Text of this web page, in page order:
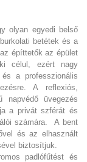
olyan egyedi belső
betétek és a
építtetők az épület
ki célul, ezért nagy
a professzionális
A reflexiós,
napvédő üvegezés
a privát szférát és
számára. A bent
és az elhasznált
biztosítjuk.
padlófűtést és